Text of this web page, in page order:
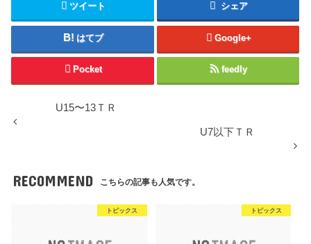
ツイート シェア
はてブ Google+
Pocket feedly
U15〜13ＴＲ
U7以下ＴＲ
RECOMMEND こちらの記事も人気です。
トピックス トピックス